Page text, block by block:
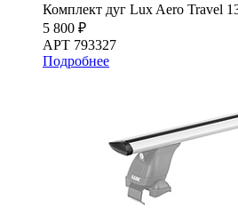
Комплект дуг Lux Aero Travel
5 800 ₽
АРТ 793327
Подробнее